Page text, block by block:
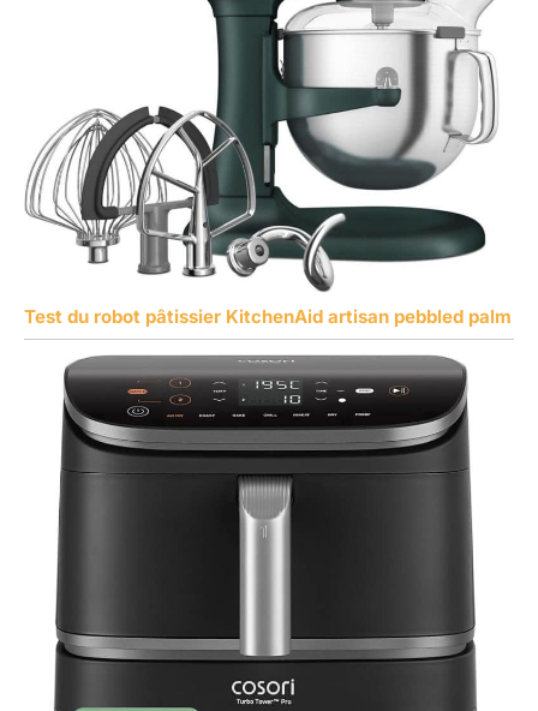
Test du robot pâtissier KitchenAid artisan pebbled palm